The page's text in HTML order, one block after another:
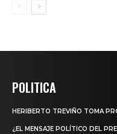
POLITICA
HERIBERTO TREVIÑO TOMA
¿EL MENSAJE POLÍTICO DEL